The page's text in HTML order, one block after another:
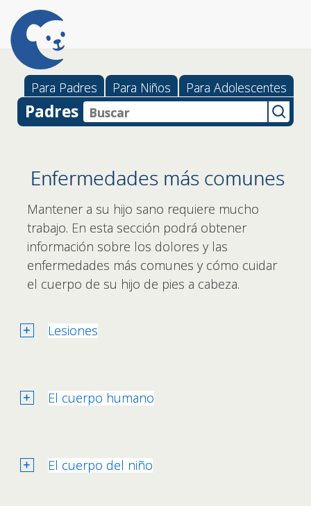
Para Padres Para Niños Para Adolescentes
Padres
Enfermedades más comunes
Mantener a su hijo sano requiere mucho
trabajo. En esta sección podrá obtener
información sobre los dolores y las
enfermedades más comunes y cómo cuidar
el cuerpo de su hijo de pies a cabeza.
Lesiones
El cuerpo humano
El cuerpo del niño